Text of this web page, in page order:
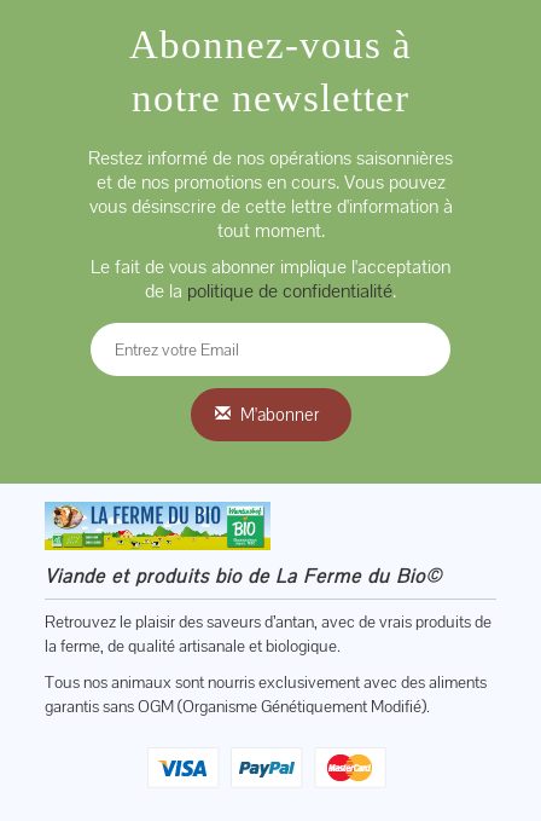
Abonnez-vous à
notre newsletter
Restez informé de nos opérations saisonnières
et de nos promotions en cours. Vous pouvez
vous désinscrire de cette lettre d'information à
tout moment.
Le fait de vous abonner implique l'acceptation
de la politique de confidentialité.
M'abonner
Viande et produits bio de La Ferme du Bio©
Retrouvez le plaisir des saveurs d’antan, avec de vrais produits de
la ferme, de qualité artisanale et biologique.
Tous nos animaux sont nourris exclusivement avec des aliments
garantis sans OGM (Organisme Génétiquement Modifié).